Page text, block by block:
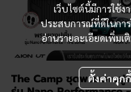
The Camp ชุดพรมยางปู
เว็บไซต์นี้มีการใช้
ประสบการณ์ที่ดีในกา
อ่านรายละเอียดเพิ่มเ
ตั้งค่าคุกกี้